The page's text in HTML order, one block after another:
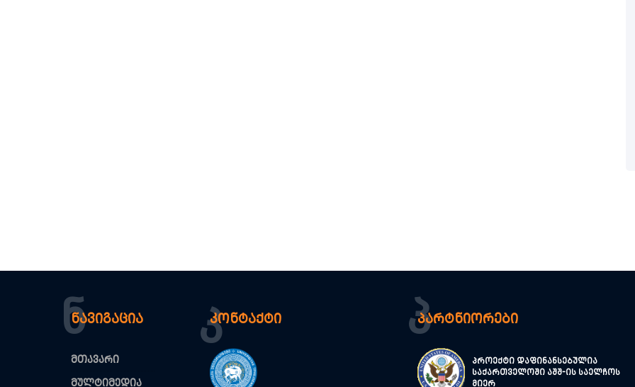
ნავიგაცია
Ნ
მთავარი
მულტიმედია
კონტაქტი
Კ პარტნიორები
Პ
პროექტი დაფინანსებულია
საქართველოში აშშ-ის საელჩოს
მიერ